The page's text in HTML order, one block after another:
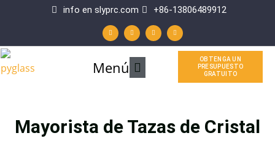
contenido
info en slyprc.com +86-13806489912
h
a
t
s
p
a
c
e
b
o
f
o
u
t
u
i
n
k
e
Menú
Menú
OBTENGA UN
PRESUPUESTO
GRATUITO
Mayorista de Tazas de Cristal